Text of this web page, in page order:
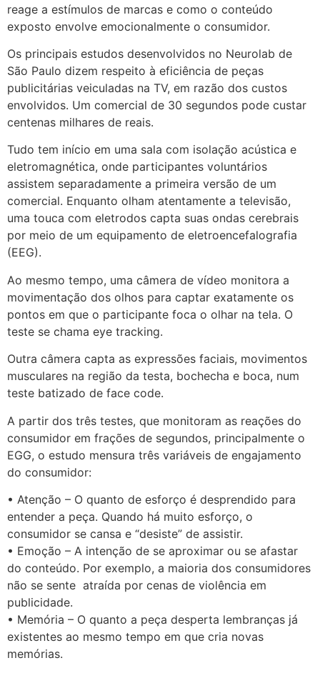
reage a estímulos de marcas e como o conteúdo
exposto envolve emocionalmente o consumidor.
Os principais estudos desenvolvidos no Neurolab de
São Paulo dizem respeito à eficiência de peças
publicitárias veiculadas na TV, em razão dos custos
envolvidos. Um comercial de 30 segundos pode custar
centenas milhares de reais.
Tudo tem início em uma sala com isolação acústica e
eletromagnética, onde participantes voluntários
assistem separadamente a primeira versão de um
comercial. Enquanto olham atentamente a televisão,
uma touca com eletrodos capta suas ondas cerebrais
por meio de um equipamento de eletroencefalografia
(EEG).
Ao mesmo tempo, uma câmera de vídeo monitora a
movimentação dos olhos para captar exatamente os
pontos em que o participante foca o olhar na tela. O
teste se chama eye tracking.
Outra câmera capta as expressões faciais, movimentos
musculares na região da testa, bochecha e boca, num
teste batizado de face code.
A partir dos três testes, que monitoram as reações do
consumidor em frações de segundos, principalmente o
EGG, o estudo mensura três variáveis de engajamento
do consumidor:
• Atenção – O quanto de esforço é desprendido para
entender a peça. Quando há muito esforço, o
consumidor se cansa e “desiste” de assistir.
• Emoção – A intenção de se aproximar ou se afastar
do conteúdo. Por exemplo, a maioria dos consumidores
não se sente atraída por cenas de violência em
publicidade.
• Memória – O quanto a peça desperta lembranças já
existentes ao mesmo tempo em que cria novas
memórias.